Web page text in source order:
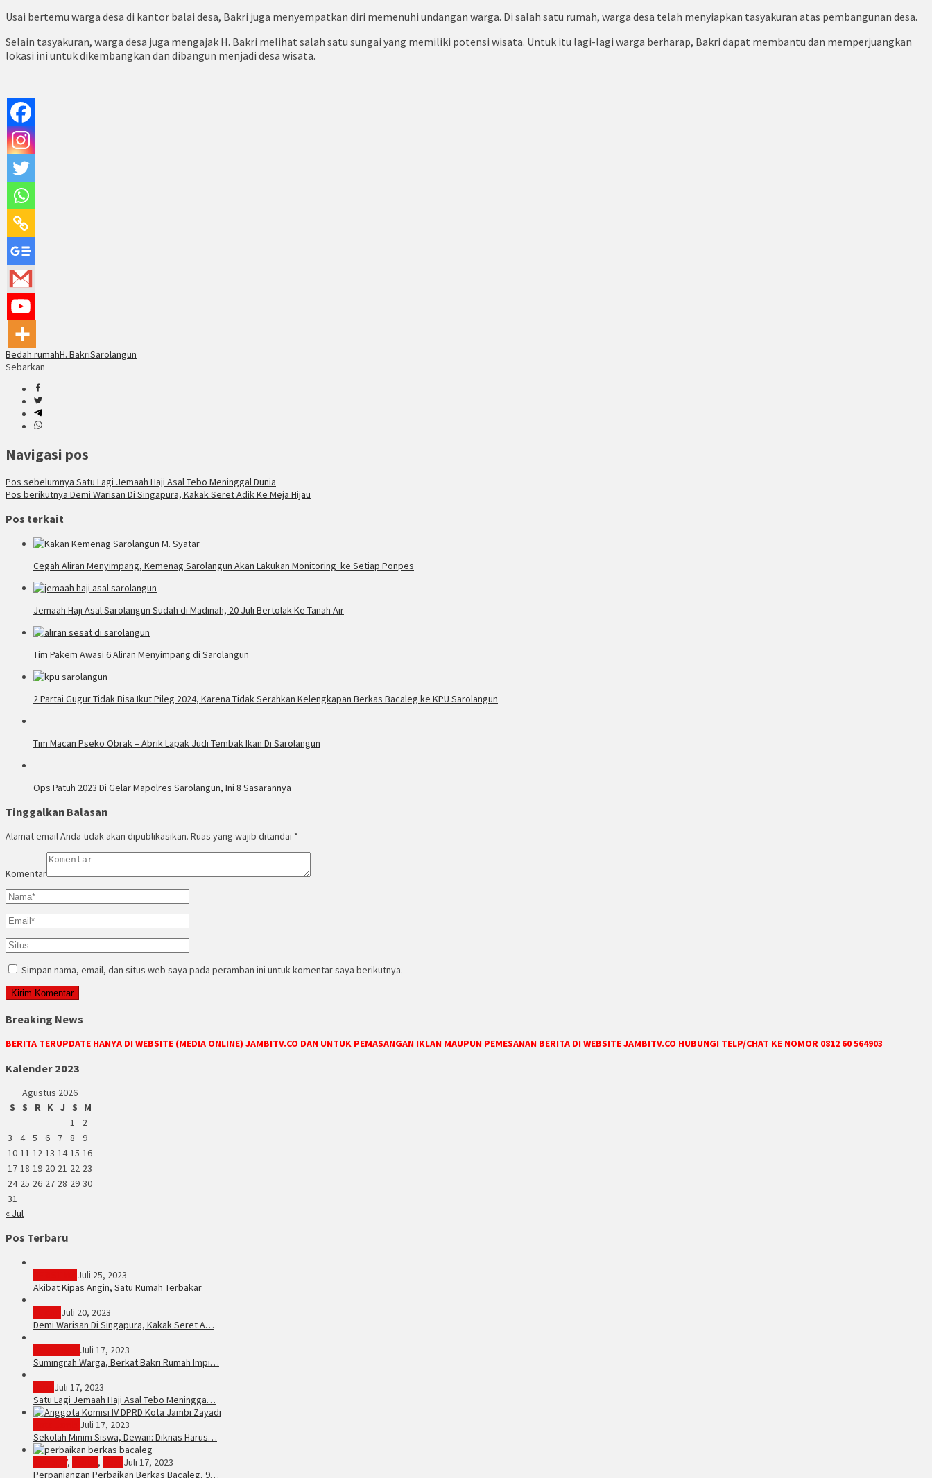
Usai bertemu warga desa di kantor balai desa, Bakri juga menyempatkan diri memenuhi undangan warga. Di salah satu rumah, warga desa telah menyiapkan tasyakuran atas pembangunan desa.
Selain tasyakuran, warga desa juga mengajak H. Bakri melihat salah satu sungai yang memiliki potensi wisata. Untuk itu lagi-lagi warga berharap, Bakri dapat membantu dan memperjuangkan
lokasi ini untuk dikembangkan dan dibangun menjadi desa wisata.
Bedah rumahH. BakriSarolangun
Sebarkan
Navigasi pos
Pos sebelumnya Satu Lagi Jemaah Haji Asal Tebo Meninggal Dunia
Pos berikutnya Demi Warisan Di Singapura, Kakak Seret Adik Ke Meja Hijau
Pos terkait
Cegah Aliran Menyimpang, Kemenag Sarolangun Akan Lakukan Monitoring ke Setiap Ponpes
Jemaah Haji Asal Sarolangun Sudah di Madinah, 20 Juli Bertolak Ke Tanah Air
Tim Pakem Awasi 6 Aliran Menyimpang di Sarolangun
2 Partai Gugur Tidak Bisa Ikut Pileg 2024, Karena Tidak Serahkan Kelengkapan Berkas Bacaleg ke KPU Sarolangun
Tim Macan Pseko Obrak – Abrik Lapak Judi Tembak Ikan Di Sarolangun
Ops Patuh 2023 Di Gelar Mapolres Sarolangun, Ini 8 Sasarannya
Tinggalkan Balasan
Alamat email Anda tidak akan dipublikasikan. Ruas yang wajib ditandai *
Komentar
Simpan nama, email, dan situs web saya pada peramban ini untuk komentar saya berikutnya.
Breaking News
BERITA TERUPDATE HANYA DI WEBSITE (MEDIA ONLINE) JAMBITV.CO DAN UNTUK PEMASANGAN IKLAN MAUPUN PEMESANAN BERITA DI WEBSITE JAMBITV.CO HUBUNGI TELP/CHAT KE NOMOR 0812 60 564903
Kalender 2023
Agustus 2026
S
S R K J S
M
1
2
3
4 5 6 7 8
9
10 11 12 13 14 15 16
17 18 19 20 21 22 23
24 25 26 27 28 29 30
31
« Jul
Pos Terbaru
Juli 25, 2023
Akibat Kipas Angin, Satu Rumah Terbakar
Juli 20, 2023
Demi Warisan Di Singapura, Kakak Seret A…
Juli 17, 2023
Sumingrah Warga, Berkat Bakri Rumah Impi…
Juli 17, 2023
Satu Lagi Jemaah Haji Asal Tebo Meningga…
Juli 17, 2023
Sekolah Minim Siswa, Dewan: Diknas Harus…
, ,
Juli 17, 2023
Perpanjangan Perbaikan Berkas Bacaleg, 9…